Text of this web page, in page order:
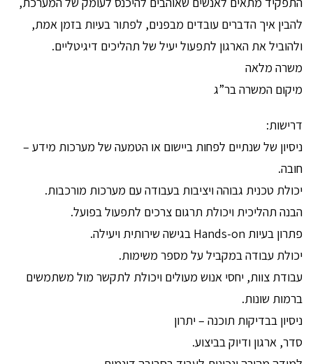
להבין איך הדברים עובדים מבפנים, לפתור בעיות בזמן אמת,
ולהוביל את הארגון לתפעול יעיל של תהליכים דיגיטליים.
משרה מלאה
מיקום המשרה בר”ג
דרישות:
ניסיון של שנתיים לפחות ביישום או הטמעה של מערכות מידע –
חובה.
יכולת טכנית גבוהה ויציבות בעבודה עם מערכות מורכבות.
הבנה תהליכית ויכולת תרגום צרכים לתפעול בפועל.
פתרון בעיות Hands-on בגישה שירותית ויעילה.
יכולת עבודה במקביל על מספר משימות.
עבודת צוות, יחסי אנוש מעולים ויכולת לתקשר מול משתמשים
ברמות שונות.
ניסיון בבדיקות תוכנה – יתרון
סדר, ארגון ודיוק בביצוע.